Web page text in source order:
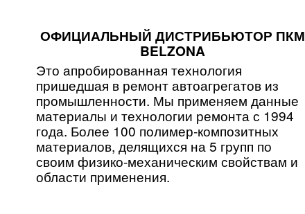
ОФИЦИАЛЬНЫЙ ДИСТРИБЬЮТОР ПКМ
BELZONA
Это апробированная технология
пришедшая в ремонт автоагрегатов из
промышленности. Мы применяем данные
материалы и технологии ремонта с 1994
года. Более 100 полимер-композитных
материалов, делящихся на 5 групп по
своим физико-механическим свойствам и
области применения.